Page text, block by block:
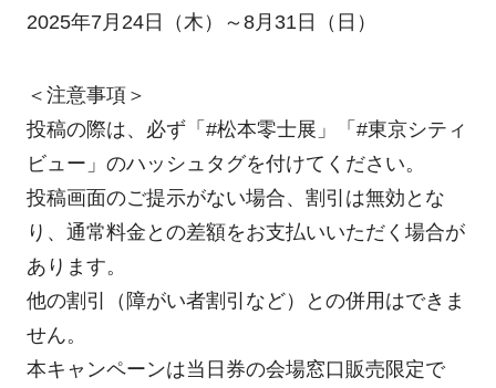
2025年7月24日（木）～8月31日（日）
＜注意事項＞
投稿の際は、必ず「#松本零士展」「#東京シティ
ビュー」のハッシュタグを付けてください。
投稿画面のご提示がない場合、割引は無効とな
り、通常料金との差額をお支払いいただく場合が
あります。
他の割引（障がい者割引など）との併用はできま
せん。
本キャンペーンは当日券の会場窓口販売限定で